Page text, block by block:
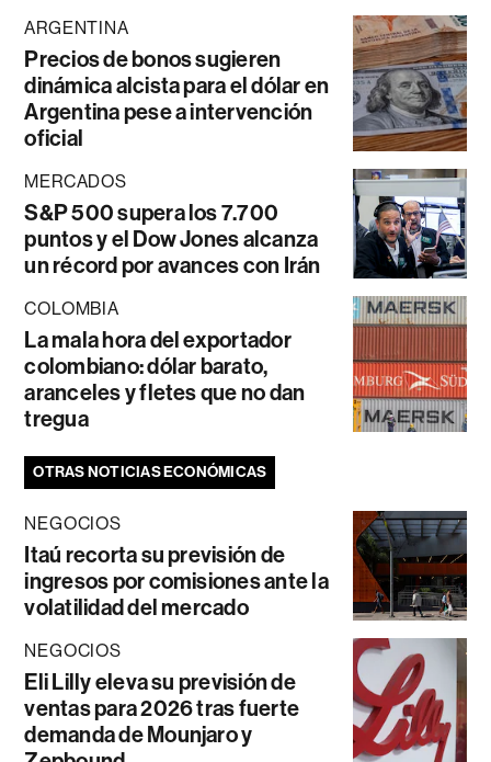
ARGENTINA
Precios de bonos sugieren
dinámica alcista para el dólar en
Argentina pese a intervención
oficial
MERCADOS
S&P 500 supera los 7.700
puntos y el Dow Jones alcanza
un récord por avances con Irán
COLOMBIA
La mala hora del exportador
colombiano: dólar barato,
aranceles y fletes que no dan
tregua
OTRAS NOTICIAS ECONÓMICAS
NEGOCIOS
Itaú recorta su previsión de
ingresos por comisiones ante la
volatilidad del mercado
NEGOCIOS
Eli Lilly eleva su previsión de
ventas para 2026 tras fuerte
demanda de Mounjaro y